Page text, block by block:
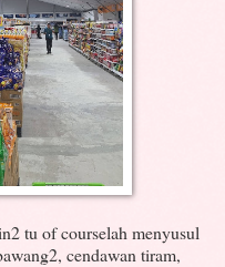
tu of courselah menyusul
cendawan tiram,